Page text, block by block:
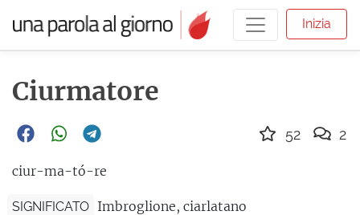
Inizia
Ciurmatore
ciur-ma-tó-re
SIGNIFICATO Imbroglione, ciarlatano
52 2